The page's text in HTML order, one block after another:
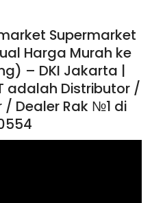
Supermarket
Harga Murah ke
– DKI Jakarta |
adalah Distributor /
/ Dealer Rak №1 di